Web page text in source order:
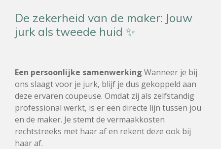
De zekerheid van de maker: Jouw
jurk als tweede huid ✨
Een persoonlijke samenwerking Wanneer je bij
ons slaagt voor je jurk, blijf je dus gekoppeld aan
deze ervaren coupeuse. Omdat zij als zelfstandig
professional werkt, is er een directe lijn tussen jou
en de maker. Je stemt de vermaakkosten
rechtstreeks met haar af en rekent deze ook bij
haar af.